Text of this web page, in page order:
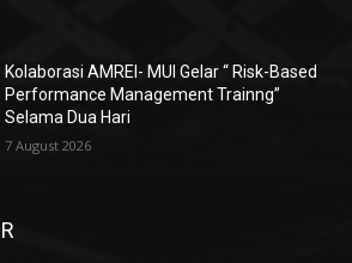
Kolaborasi AMREI- MUI Gelar “ Risk-Based
Performance Management Trainng”
Selama Dua Hari
7 August 2026